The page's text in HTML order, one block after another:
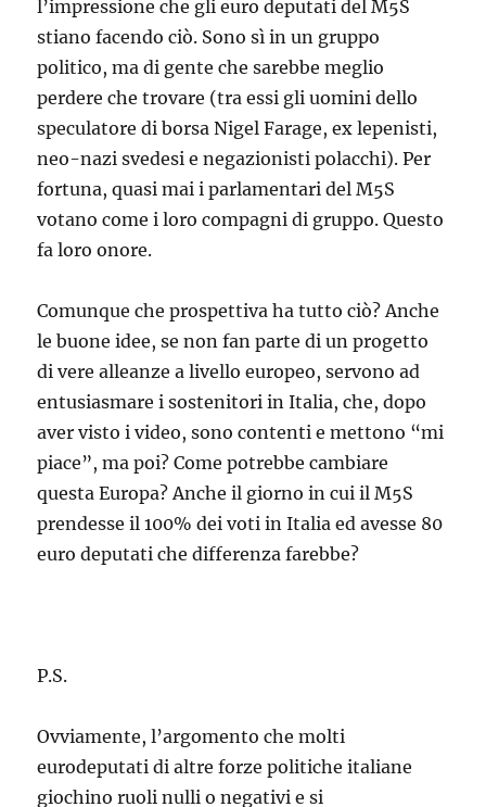
l’impressione che gli euro deputati del M5S
stiano facendo ciò. Sono sì in un gruppo
politico, ma di gente che sarebbe meglio
perdere che trovare (tra essi gli uomini dello
speculatore di borsa Nigel Farage, ex lepenisti,
neo-nazi svedesi e negazionisti polacchi). Per
fortuna, quasi mai i parlamentari del M5S
votano come i loro compagni di gruppo. Questo
fa loro onore.
Comunque che prospettiva ha tutto ciò? Anche
le buone idee, se non fan parte di un progetto
di vere alleanze a livello europeo, servono ad
entusiasmare i sostenitori in Italia, che, dopo
aver visto i video, sono contenti e mettono “mi
piace”, ma poi? Come potrebbe cambiare
questa Europa? Anche il giorno in cui il M5S
prendesse il 100% dei voti in Italia ed avesse 80
euro deputati che differenza farebbe?
P.S.
Ovviamente, l’argomento che molti
eurodeputati di altre forze politiche italiane
giochino ruoli nulli o negativi e si